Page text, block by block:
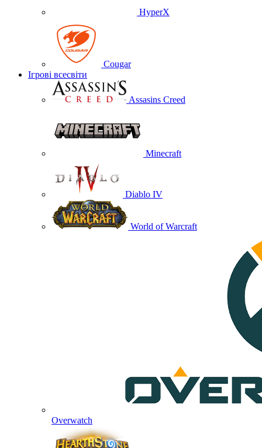
HyperX
Cougar
Ігрові всесвіти
Assasins Creed
Minecraft
Diablo IV
World of Warcraft
Overwatch